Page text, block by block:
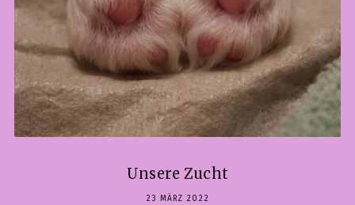
Unsere Zucht
23 MÄRZ 2022